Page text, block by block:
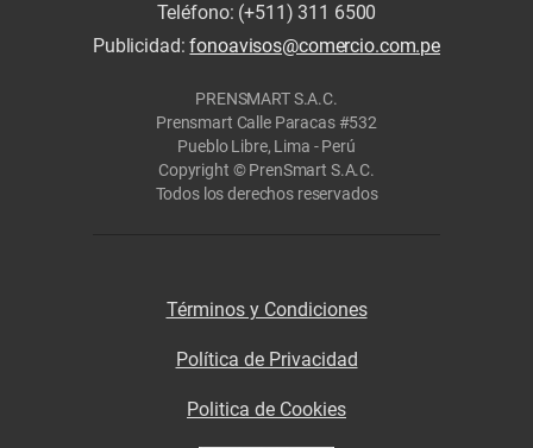
Teléfono: (+511) 311 6500
Publicidad:fonoavisos@comercio.com.pe
PRENSMART S.A.C.
Prensmart Calle Paracas #532
Pueblo Libre, Lima - Perú
Copyright © PrenSmart S.A.C.
Todos los derechos reservados
Términos y Condiciones
Política de Privacidad
Politica de Cookies